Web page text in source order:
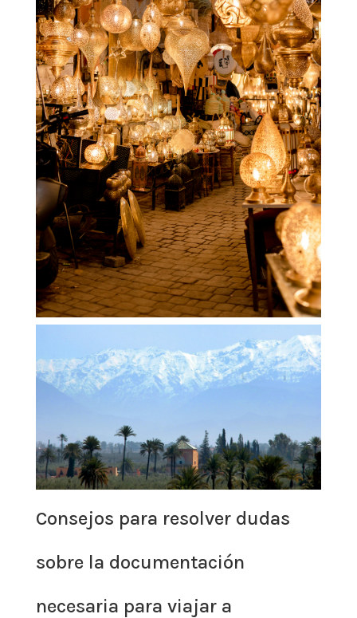
Consejos para resolver dudas
sobre la documentación
necesaria para viajar a